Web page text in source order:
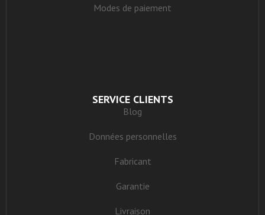
Modes de paiement
SERVICE CLIENTS
Blog
Données personnelles
Fabricant
Garantie
Livraison